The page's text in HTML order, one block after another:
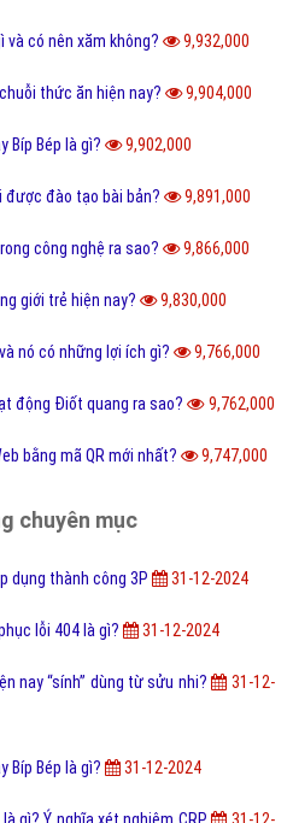
và có nên xăm không? 9,932,000
thức ăn hiện nay? 9,904,000
Bíp Bép là gì? 9,902,000
được đào tạo bài bản? 9,891,000
công nghệ ra sao? 9,866,000
giới trẻ hiện nay? 9,830,000
nó có những lợi ích gì? 9,766,000
động Điốt quang ra sao? 9,762,000
bằng mã QR mới nhất? 9,747,000
chuyên mục
dụng thành công 3P 31-12-2024
lỗi 404 là gì? 31-12-2024
nay “sính” dùng từ sửu nhi?
31-12-
Bíp Bép là gì? 31-12-2024
gì? Ý nghĩa xét nghiệm CRP
31-12-